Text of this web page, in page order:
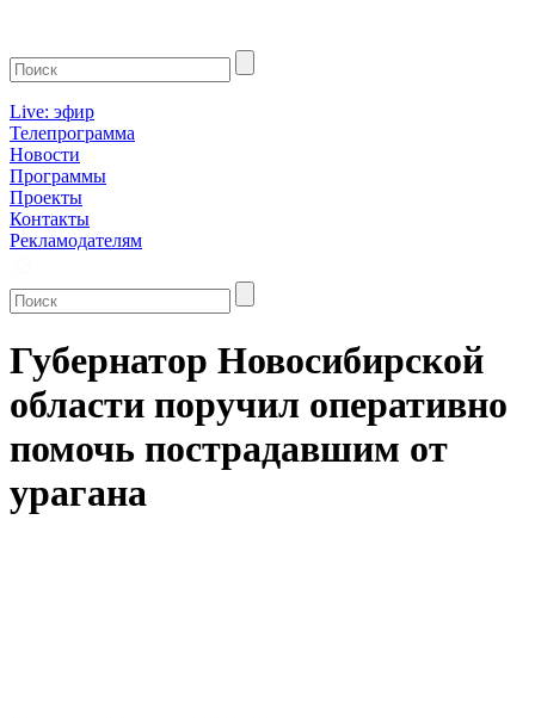
Live: эфир
Телепрограмма
Новости
Программы
Проекты
Контакты
Рекламодателям
Губернатор Новосибирской
области поручил оперативно
помочь пострадавшим от
урагана